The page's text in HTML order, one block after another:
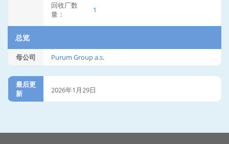
回收厂数
量：
1
总览
母公司 Purum Group a.s.
最后更
新
2026年1月29日